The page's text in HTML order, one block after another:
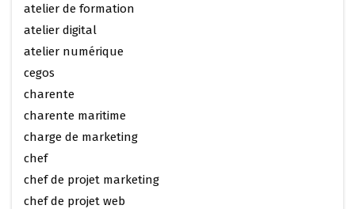
atelier de formation
atelier digital
atelier numérique
cegos
charente
charente maritime
charge de marketing
chef
chef de projet marketing
chef de projet web